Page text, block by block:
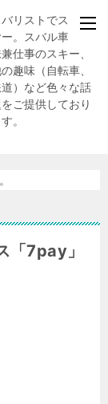
バリストでスキー
。スバル車、趣
仕事のスキー、
趣味（自転車、
）など色々な話
ご提供しており
。
「7pay」